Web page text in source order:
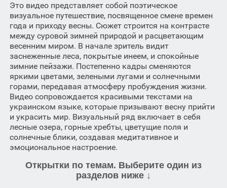
Это видео представляет собой поэтическое
визуальное путешествие, посвященное смене времен
года и приходу весны. Сюжет строится на контрасте
между суровой зимней природой и расцветающим
весенним миром. В начале зритель видит
заснеженные леса, покрытые инеем, и спокойные
зимние пейзажи. Постепенно кадры сменяются
яркими цветами, зелеными лугами и солнечными
горами, передавая атмосферу пробуждения жизни.
Видео сопровождается красивыми текстами на
украинском языке, которые призывают весну прийти
и украсить мир. Визуальный ряд включает в себя
лесные озера, горные хребты, цветущие поля и
солнечные блики, создавая медитативное и
эмоциональное настроение.
Открытки по темам. Выберите один из
разделов ниже ↓